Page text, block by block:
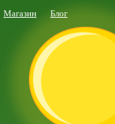
Магазин Блог